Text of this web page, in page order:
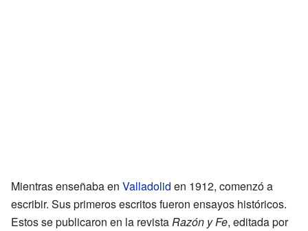
Mientras enseñaba en Valladolid en 1912, comenzó a
escribir. Sus primeros escritos fueron ensayos históricos.
Estos se publicaron en la revistaRazón y Fe, editada por